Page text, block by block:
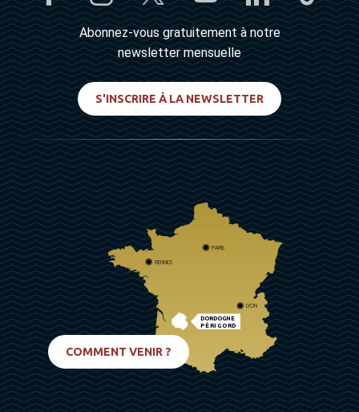
Abonnez-vous gratuitement à notre
newsletter mensuelle
S'INSCRIRE À LA NEWSLETTER
DORDOGNE
PÉRIGORD
PARIS
RENNES
LYON
COMMENT VENIR ?